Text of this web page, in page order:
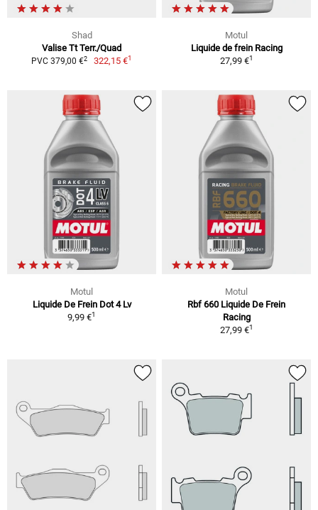
Shad
Valise Tt Terr./Quad
PVC 379,00 €2 322,15 €1
Motul
Liquide de frein Racing
27,99 €1
Motul
Liquide De Frein Dot 4 Lv
9,99 €1
Motul
Rbf 660 Liquide De Frein
Racing
27,99 €1